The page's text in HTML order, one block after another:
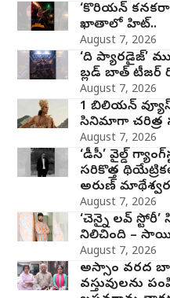
‘కొరియన్
ఖాతాలో హిట్..
August 7, 2026
‘ది ప్యారడైజ్’
బ్లడ్ బాత్ టీజర్
August 7, 2026
1 బిలియన్
సినిమాగా చరిత్ర
August 7, 2026
‘డీసీ’ వైల్డ్
సరికొత్త
అరుణ్
August 7, 2026
‘చెన్నై లవ్
నిలిచింది –
August 7, 2026
అస్సాం వరద
వస్తువులను